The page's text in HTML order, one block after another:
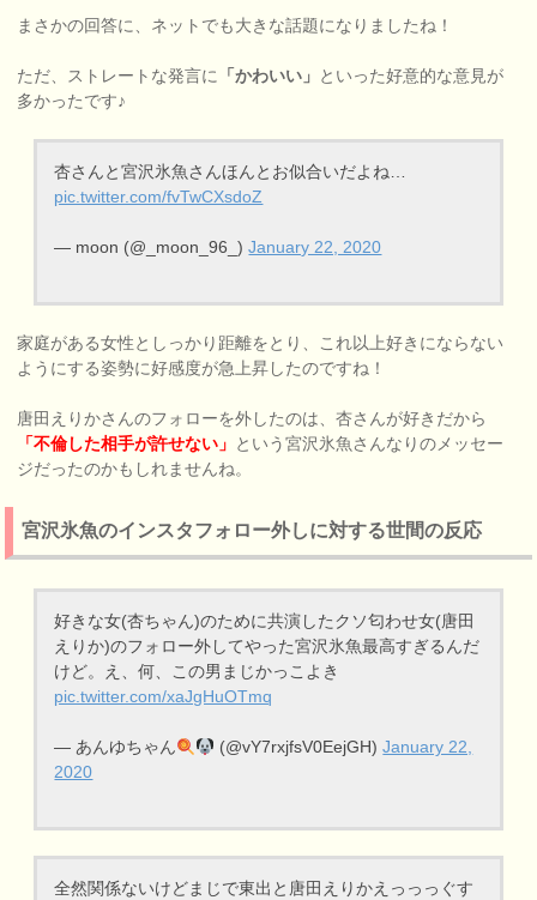
まさかの回答に、ネットでも大きな話題になりましたね！
ただ、ストレートな発言に 「かわいい」 といった好意的な意見が
多かったです♪
杏さんと宮沢氷魚さんほんとお似合いだよね…
pic.twitter.com/fvTwCXsdoZ
— moon (@_moon_96_)January 22, 2020
家庭がある女性としっかり距離をとり、これ以上好きにならない
ようにする姿勢に好感度が急上昇したのですね！
唐田えりかさんのフォローを外したのは、杏さんが好きだから
「不倫した相手が許せない」 という宮沢氷魚さんなりのメッセー
ジだったのかもしれませんね。
宮沢氷魚のインスタフォロー外しに対する世間の反応
好きな女(杏ちゃん)のために共演したクソ匂わせ女(唐田
えりか)のフォロー外してやった宮沢氷魚最高すぎるんだ
けど。え、何、この男まじかっこよき
pic.twitter.com/xaJgHuOTmq
— あんゆちゃん (@vY7rxjfsV0EejGH)January 22,
2020
全然関係ないけどまじで東出と唐田えりかえっっっぐす